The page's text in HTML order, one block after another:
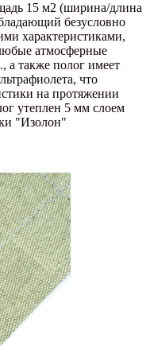
15 м2 (ширина/длина
безусловно
характеристиками,
атмосферные
а также полог имеет
что
на протяжении
утеплен 5 мм слоем
"Изолон"